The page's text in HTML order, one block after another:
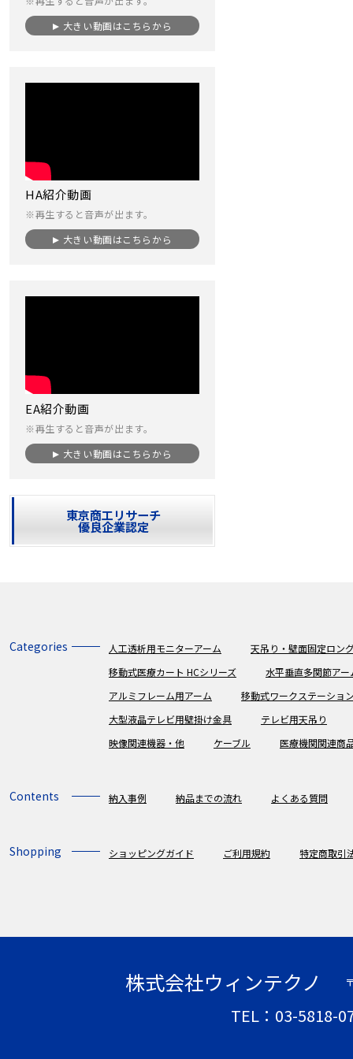
大きい動画はこちらから
HA紹介動画
※再生すると音声が出ます。
大きい動画はこちらから
EA紹介動画
※再生すると音声が出ます。
大きい動画はこちらから
東京商工リサーチ
優良企業認定
Categories 人工透析用モニターアーム
天吊り・壁面固定ロン
移動式医療カート HCシリーズ
水平垂直多関節アー
アルミフレーム用アーム
移動式ワークステーショ
大型液晶テレビ用壁掛け金具
テレビ用天吊り
映像関連機器・他
ケーブル 医療機関関連商
Contents 納入事例 納品までの流れ よくある質問
Shopping ショッピングガイド ご利用規約 特定商取引
株式会社ウィンテクノ
TEL：03-5818-